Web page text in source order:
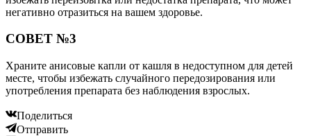
негативно отразиться на вашем здоровье.
СОВЕТ №3
Храните анисовые капли от кашля в недоступном для детей
месте, чтобы избежать случайного передозирования или
употребления препарата без наблюдения взрослых.
Поделиться
Отправить